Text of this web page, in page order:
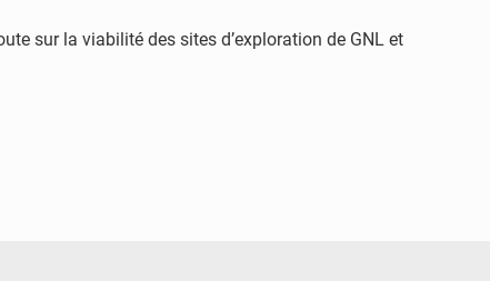
sur la viabilité des sites d’exploration de GNL et